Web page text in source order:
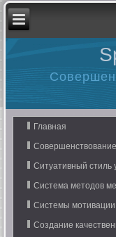
Главная
Ситуативный стиль
Система методов
Системы мотивации
Создание